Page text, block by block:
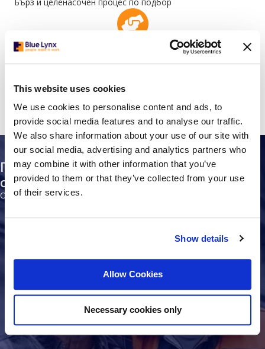
This website uses cookies
We use cookies to personalise content and ads, to
provide social media features and to analyse our traffic.
We also share information about your use of our site with
our social media, advertising and analytics partners who
may combine it with other information that you’ve
provided to them or that they’ve collected from your use
of their services.
Show details
Allow Cookies
Necessary cookies only
Подбор според уменията, мотивацията и фирмената
Подкрепа през целия процес на наемане
Позиции, за които предлагаме
служители
Основно предлагаме персонал за:
Квалифицирани и полу-квалифицирани специалисти